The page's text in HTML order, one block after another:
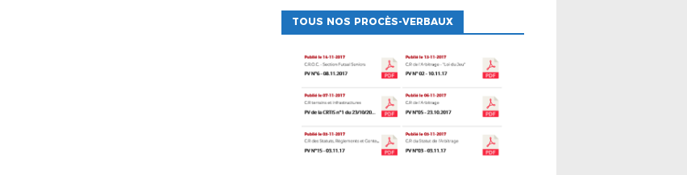
TOUS NOS PROCÈS-VERBAUX